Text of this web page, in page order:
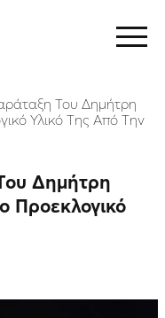
Του Δημήτρη
Υλικό Της Από Την
Δημήτρη
Προεκλογικό